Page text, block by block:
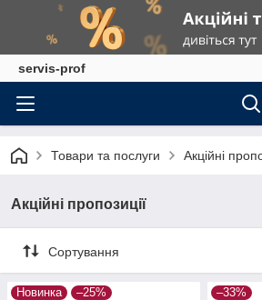
servis-prof
Товари та послуги Акційні
Акційні пропозиції
Сортування
Новинка –25% –33%